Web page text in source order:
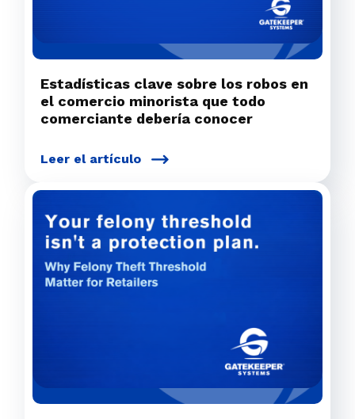
Estadísticas clave sobre los robos en
el comercio minorista que todo
comerciante debería conocer
Leer el artículo